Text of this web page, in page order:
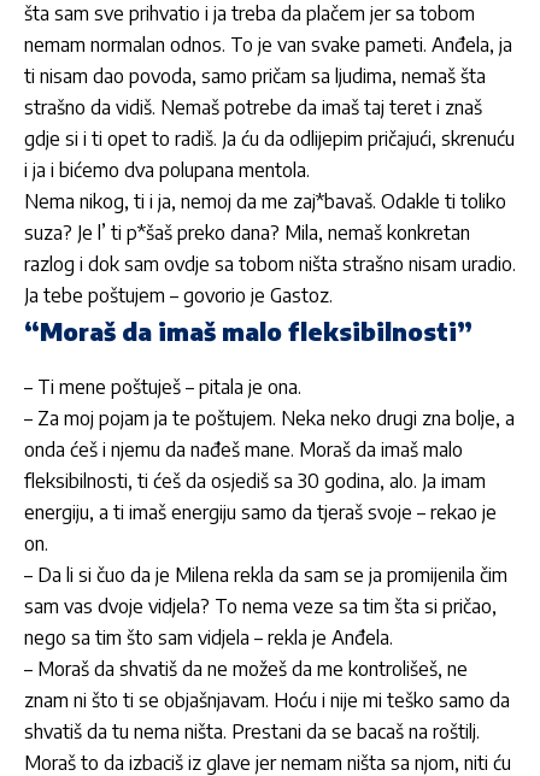
šta sam sve prihvatio i ja treba da plačem jer sa tobom
nemam normalan odnos. To je van svake pameti. Anđela, ja
ti nisam dao povoda, samo pričam sa ljudima, nemaš šta
strašno da vidiš. Nemaš potrebe da imaš taj teret i znaš
gdje si i ti opet to radiš. Ja ću da odlijepim pričajući, skrenuću
i ja i bićemo dva polupana mentola.
Nema nikog, ti i ja, nemoj da me zaj*bavaš. Odakle ti toliko
suza? Je l’ ti p*šaš preko dana? Mila, nemaš konkretan
razlog i dok sam ovdje sa tobom ništa strašno nisam uradio.
Ja tebe poštujem – govorio je Gastoz.
“Moraš da imaš malo fleksibilnosti”
– Ti mene poštuješ – pitala je ona.
– Za moj pojam ja te poštujem. Neka neko drugi zna bolje, a
onda ćeš i njemu da nađeš mane. Moraš da imaš malo
fleksibilnosti, ti ćeš da osjediš sa 30 godina, alo. Ja imam
energiju, a ti imaš energiju samo da tjeraš svoje – rekao je
on.
– Da li si čuo da je Milena rekla da sam se ja promijenila čim
sam vas dvoje vidjela? To nema veze sa tim šta si pričao,
nego sa tim što sam vidjela – rekla je Anđela.
– Moraš da shvatiš da ne možeš da me kontrolišeš, ne
znam ni što ti se objašnjavam. Hoću i nije mi teško samo da
shvatiš da tu nema ništa. Prestani da se bacaš na roštilj.
Moraš to da izbaciš iz glave jer nemam ništa sa njom, niti ću